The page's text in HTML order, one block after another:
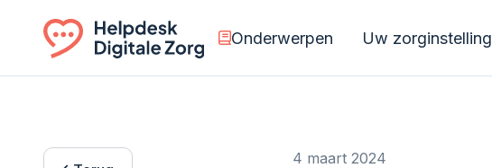
Onderwerpen Uw zorginstelling
4 maart 2024